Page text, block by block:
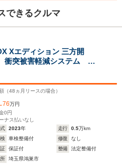
1.92m
全幅
1.68m
11.3～12.9km/L
└市街地:9.6～
11.3～
できるクルマ
Xエディション 三方開
突被害軽減システム キ
ングストップ ABS
ーウィンドウ 運転席
（48 ヵ月リースの場合）
76万円
0円
ナス払いなし
2023年 走行 0.5万km
車検整備付 修復
なし
保証付 整備
法定整備付
埼玉県鴻巣市